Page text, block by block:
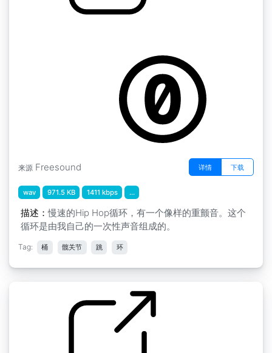
来源 Freesound 详情 下载
wav 971.5 KB 1411 kbps ...
描述：慢速的Hip Hop循环，有一个像样的重颤音。这个
循环是由我自己的一次性声音组成的。
Tag: 桶 髋关节 跳 环